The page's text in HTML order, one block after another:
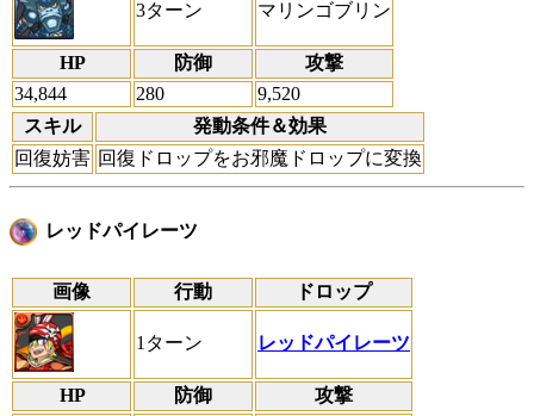
3ターン マリンゴブリン
HP 防御
攻撃
34,844
280
9,520
スキル
発動条件＆効果
回復妨害 回復ドロップをお邪魔ドロップに変換
レッドパイレーツ
画像 行動 ドロップ
1ターン レッドパイレーツ
HP 防御
攻撃